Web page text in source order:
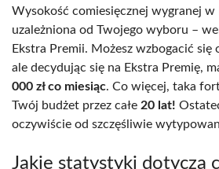
Wysokość comiesięcznej wygranej w
uzależniona od Twojego wyboru –
Ekstra Premii. Możesz wzbogacić się
ale decydując się na Ekstra Premię,
000 zł co miesiąc. Co więcej, taka
Twój budżet przez całe 20 lat!
oczywiście od szczęśliwie
Jakie statystyki dotyczą